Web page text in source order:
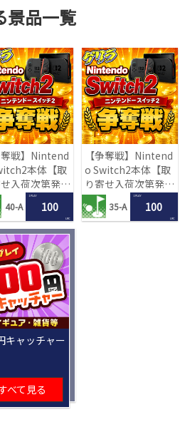
景品一覧
奪戦】Nintend
本体【取
入荷次第発
40-A
1 PLAY
100
LRC
【争奪戦】Nintend
o Switch2本体【取
り寄せ入荷次第発
送】
35-A
1 PLAY
100
LRC
キャッチャー
べて見る